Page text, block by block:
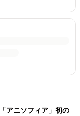
アニソフィア」初の